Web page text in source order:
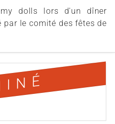
dolls lors d'un dîner
le comité des fêtes de